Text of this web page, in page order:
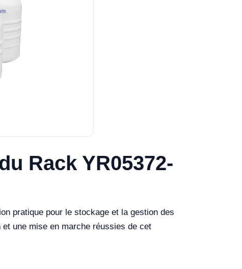
Rack YR05372-
pratique pour le stockage et la gestion des
une mise en marche réussies de cet